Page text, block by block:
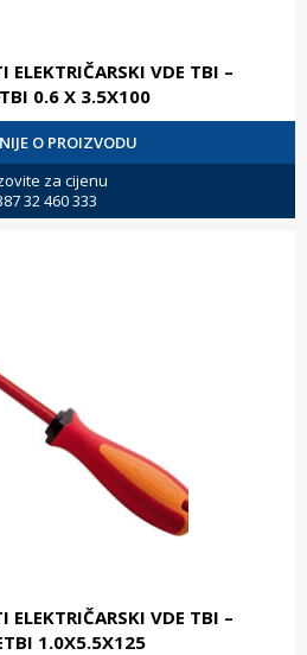
ELEKTRIČARSKI VDE TBI –
0.6 X 3.5X100
O PROIZVODU
za cijenu
32 460 333
ELEKTRIČARSKI VDE TBI –
1.0X5.5X125